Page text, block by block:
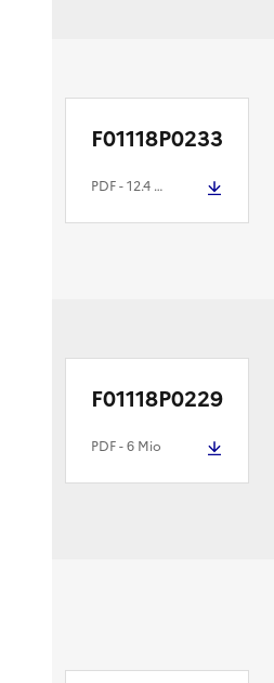
F01118P0233
PDF- 12.4 Mio
F01118P0229
PDF- 6 Mio